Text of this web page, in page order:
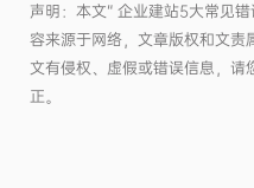
声明：本文“ 企业建站5大常见
容来源于网络，文章版权和文责
文有侵权、虚假或错误信息，请
正。